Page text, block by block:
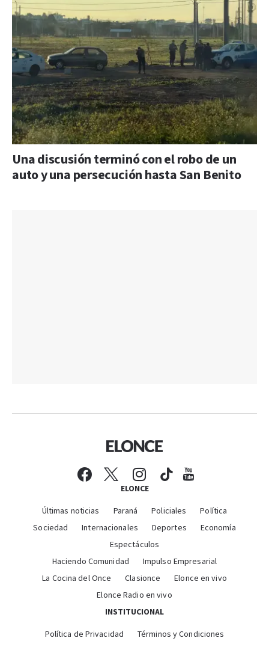
Una discusión terminó con el robo de un
auto y una persecución hasta San Benito
ELONCE
Últimas noticias Paraná Policiales
Política
Sociedad
Internacionales Deportes
Economía
Espectáculos
Haciendo Comunidad
Impulso Empresarial
La Cocina del Once
Clasionce
Elonce en vivo
Elonce Radio en vivo
INSTITUCIONAL
Política de Privacidad
Términos y Condiciones